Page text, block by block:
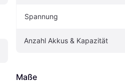
Spannung
Anzahl Akkus & Kapazität
Maße